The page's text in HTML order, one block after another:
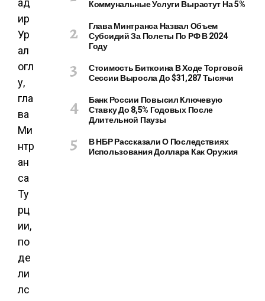
ад
ир
Ур
ал
огл
у,
гла
ва
Ми
нтр
ан
са
Ту
рц
ии,
по
де
ли
лс
Коммунальные Услуги Вырастут На 5%
Глава Минтранса Назвал Объем
Субсидий За Полеты По РФ В 2024
Году
Стоимость Биткоина В Ходе Торговой
Сессии Выросла До $31,287 Тысячи
Банк России Повысил Ключевую
Ставку До 8,5% Годовых После
Длительной Паузы
В НБР Рассказали О Последствиях
Использования Доллара Как Оружия